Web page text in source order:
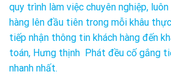
quy trình làm việc chuyên nghiệp,
hàng lên đầu tiên trong mỗi khâu
tiếp nhận thông tin khách hàng đến
toán, Hưng thịnh Phát đều cố gắng
nhanh nhất.